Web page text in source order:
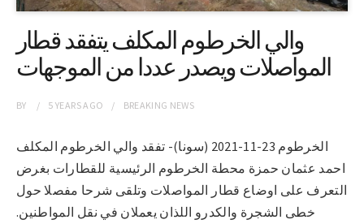
والي الخرطوم المكلف يتفقد قطار
المواصلات ويصدر عددا من الموجهات
BY 5 YEARSAGO BREAKING NEWS
الخرطوم 23-11-2021 (سونا)- تفقد والي الخرطوم المكلف
احمد عثمان حمزة محطة الخرطوم الرئيسية للقطارات بغرض
التعرف على اوضاع قطار المواصلات وتلقى شرحا مفصلا حول
خطى الشجرة والكدرو اللذان يعملان في نقل المواطنين.